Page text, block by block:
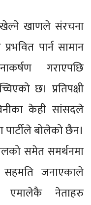
खेल्ने खाणले संरचना
पार्न सामान
गराएपछि
छ। प्रतिपक्षी
केही सांसदले
बोलेको छैन।
समेत समर्थनमा
सहमति जनाएकाले
एमालेकै नेताहरु